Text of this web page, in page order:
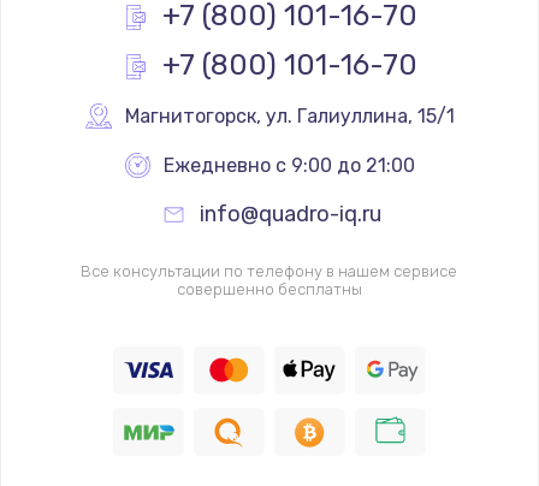
+7 (800) 101-16-70
+7 (800) 101-16-70
Магнитогорск, ул. Галиуллина, 15/1
Ежедневно с 9:00 до 21:00
info@quadro-iq.ru
Все консультации по телефону в нашем сервисе
совершенно бесплатны